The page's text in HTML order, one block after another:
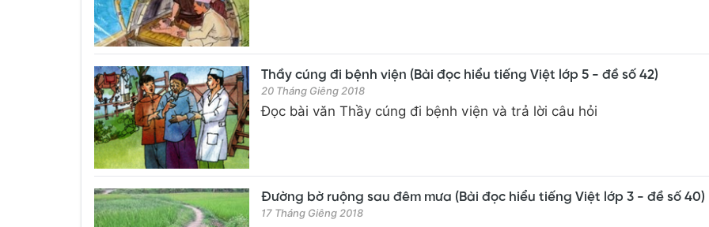
Thầy cúng đi bệnh viện (Bài đọc hiểu tiếng Việt lớp 5 - đề số 42)
20 Tháng Giêng 2018
Đọc bài văn Thầy cúng đi bệnh viện và trả lời câu hỏi
Đường bờ ruộng sau đêm mưa (Bài đọc hiểu tiếng Việt lớp 3 - đề số 40)
17 Tháng Giêng 2018